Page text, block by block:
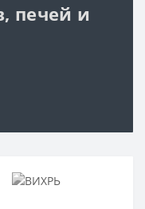
печей и